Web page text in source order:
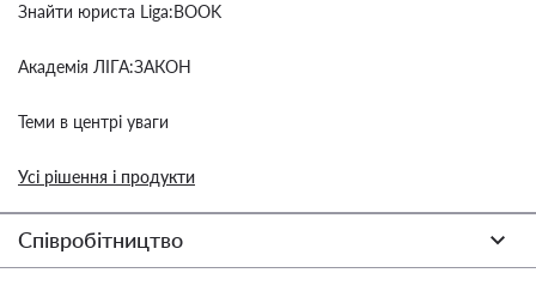
Знайти юриста Liga:BOOK
Академія ЛІГА:ЗАКОН
Теми в центрі уваги
Усі рішення і продукти
Співробітництво